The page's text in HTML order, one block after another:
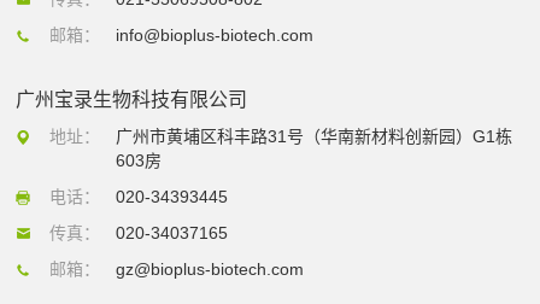
邮箱：
info@bioplus-biotech.com
广州宝录生物科技有限公司
地址：
广州市黄埔区科丰路31号（华南新材料创新园）G1栋
603房
电话：
020-34393445
传真：
020-34037165
邮箱：
gz@bioplus-biotech.com